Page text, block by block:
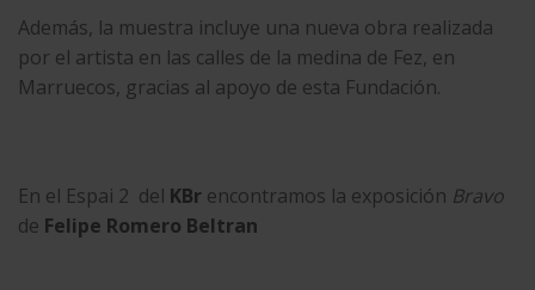
Además, la muestra incluye una nueva obra realizada
por el artista en las calles de la medina de Fez, en
Marruecos, gracias al apoyo de esta Fundación.
En el Espai 2 del KBr encontramos la exposición Bravo
de Felipe Romero Beltran